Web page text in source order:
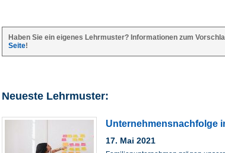
Haben Sie ein eigenes Lehrmuster? Informationen zum
Seite!
Neueste Lehrmuster:
Unternehmensnachfolge
17. Mai 2021